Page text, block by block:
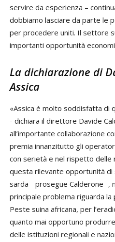
servire da esperienza –
dobbiamo lasciare da parte le
per procedere uniti. Il settore
importanti opportunità
La dichiarazione di
Assica
«Assica è molto soddisfatta di
- dichiara il direttore Davide
all’importante collaborazione
premia innanzitutto gli
con serietà e nel rispetto delle
questa rilevante opportunità di
sarda - prosegue Calderone -,
principale problema riguarda la
Peste suina africana, per
quanto mai opportuno
delle istituzioni regionali e